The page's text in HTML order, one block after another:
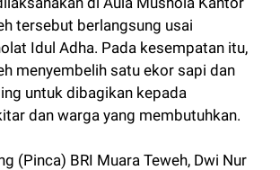
tersebut berlangsung usai
Idul Adha. Pada kesempatan itu,
menyembelih satu ekor sapi dan
untuk dibagikan kepada
dan warga yang membutuhkan.
(Pinca) BRI Muara Teweh, Dwi Nur